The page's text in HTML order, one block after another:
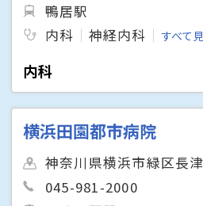
鴨居駅
内科
神経内科 すべて
内科
横浜田園都市病院
神奈川県横浜市緑区長
045-981-2000